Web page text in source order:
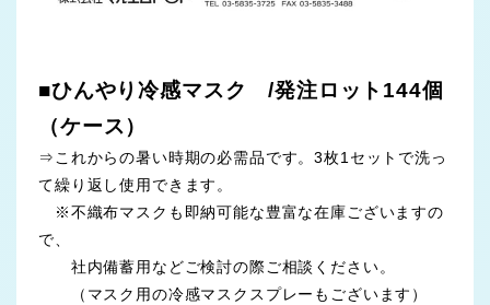
■ひんやり冷感マスク /発注ロット144個
（ケース）
⇒これからの暑い時期の必需品です。3枚1セットで洗っ
て繰り返し使用できます。
※不織布マスクも即納可能な豊富な在庫ございますの
で、
社内備蓄用などご検討の際ご相談ください。
（マスク用の冷感マスクスプレーもございます）